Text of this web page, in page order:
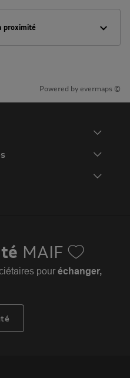
proximité
Powered by evermaps ©
MAIF
pouréchanger,